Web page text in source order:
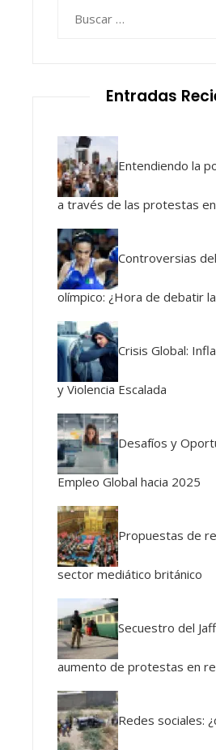
Entradas
Entendiendo la
a través de las protestas
Controversias
olímpico: ¿Hora de debatir
Crisis Global:
y Violencia Escalada
Desafíos y
Empleo Global hacia 2025
Propuestas de
sector mediático británico
Secuestro del
aumento de protestas en
Redes sociales: